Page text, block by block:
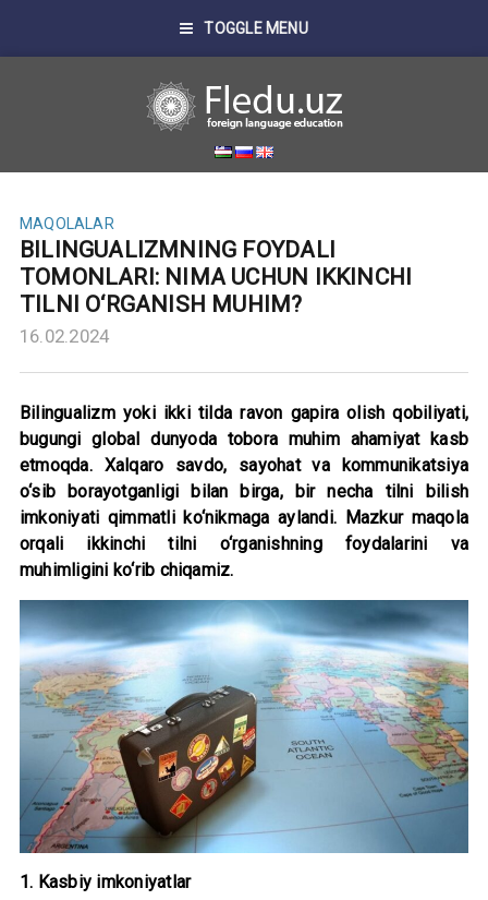
TOGGLE MENU
MAQOLALAR
BILINGUALIZMNING FOYDALI
TOMONLARI: NIMA UCHUN IKKINCHI
TILNI O‘RGANISH MUHIM?
16.02.2024
Bilingualizmyoki ikki tilda ravon gapira olish qobiliyati,
bugungi global dunyoda tobora muhim ahamiyat kasb
etmoqda. Xalqaro savdo, sayohat va kommunikatsiya
o‘sib borayotganligi bilan birga, bir necha tilni bilish
imkoniyati qimmatli ko‘nikmaga aylandi. Mazkur maqola
orqali ikkinchi tilni o‘rganishning foydalarini va
muhimligini ko‘rib chiqamiz.
1. Kasbiy imkoniyatlar